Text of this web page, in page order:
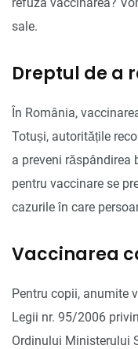
sale.
Dreptul de a
În România,
Totuși, autoritățile
a preveni
pentru vaccinare se
cazurile în care
Vaccinarea
Pentru copii, anumite
Legii nr. 95/2006
Ordinului Ministerului